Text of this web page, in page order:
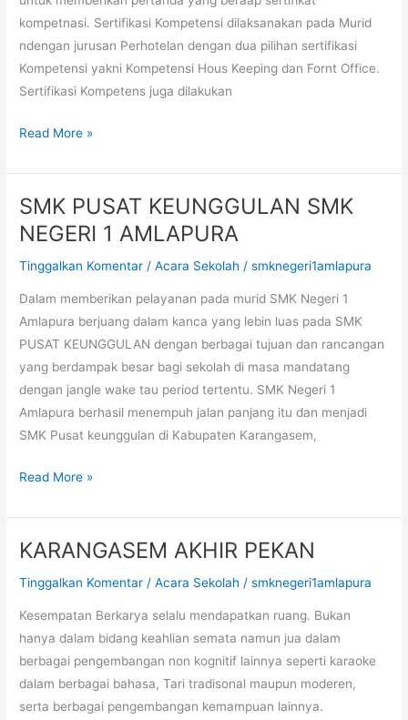
kompetnasi. Sertifikasi Kompetensi dilaksanakan pada Murid
ndengan jurusan Perhotelan dengan dua pilihan sertifikasi
Kompetensi yakni Kompetensi Hous Keeping dan Fornt Office.
Sertifikasi Kompetens juga dilakukan
Read More »
SMK PUSAT KEUNGGULAN SMK
NEGERI 1 AMLAPURA
Tinggalkan Komentar /Acara Sekolah /smknegeri1amlapura
Dalam memberikan pelayanan pada murid SMK Negeri 1
Amlapura berjuang dalam kanca yang lebin luas pada SMK
PUSAT KEUNGGULAN dengan berbagai tujuan dan rancangan
yang berdampak besar bagi sekolah di masa mandatang
dengan jangle wake tau period tertentu. SMK Negeri 1
Amlapura berhasil menempuh jalan panjang itu dan menjadi
SMK Pusat keunggulan di Kabupaten Karangasem,
SMK
PUSAT
SMK
NEGERI
1
AMLAPURA
Read More »
KARANGASEM AKHIR PEKAN
Tinggalkan Komentar /Acara Sekolah /smknegeri1amlapura
Kesempatan Berkarya selalu mendapatkan ruang. Bukan
hanya dalam bidang keahlian semata namun jua dalam
berbagai pengembangan non kognitif lainnya seperti karaoke
dalam berbagai bahasa, Tari tradisonal maupun moderen,
serta berbagai pengembangan kemampuan lainnya.
KARANGASEM
PEKAN